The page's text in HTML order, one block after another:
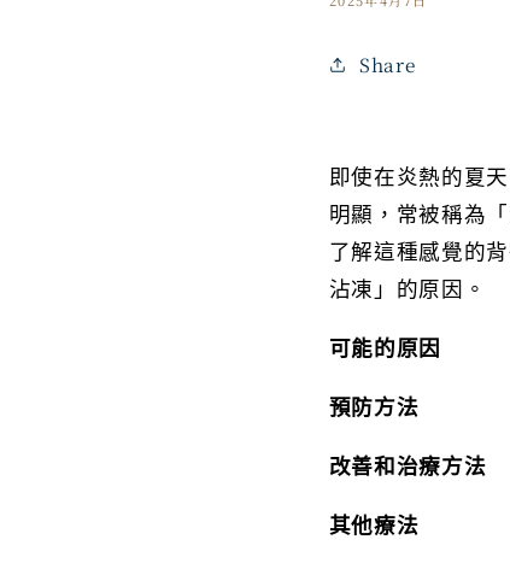
Share
即使在炎熱的夏
明顯，常被稱為
了解這種感覺的
沾凍」的原因。
可能的原因
預防方法
改善和治療方法
其他療法